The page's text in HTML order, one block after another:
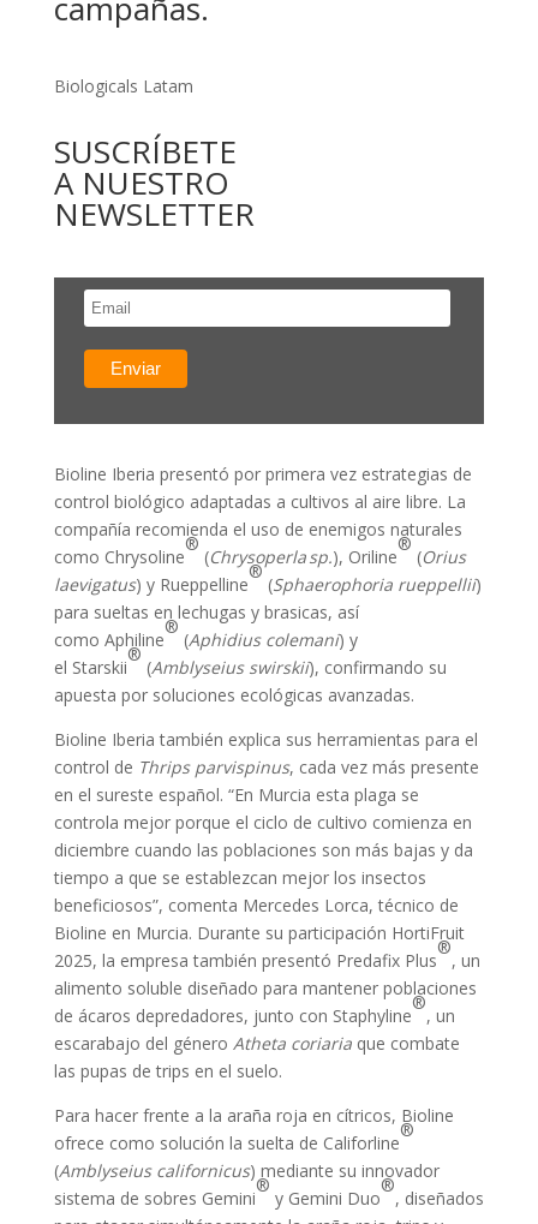
Biologicals Latam
SUSCRÍBETE
A NUESTRO
NEWSLETTER
Bioline Iberia presentó por primera vez estrategias de
control biológico adaptadas a cultivos al aire libre. La
compañía recomienda el uso de enemigos naturales
como Chrysoline
®
(Chrysoperlasp.), Oriline
®
(Orius
laevigatus) y Rueppelline
®
(Sphaerophoria rueppellii)
para sueltas en lechugas y brasicas, así
como Aphiline
®
(Aphidius colemani) y
el Starskii
®
(Amblyseius swirskii), confirmando su
apuesta por soluciones ecológicas avanzadas.
Bioline Iberia también explica sus herramientas para el
control de Thrips parvispinus, cada vez más presente
en el sureste español. “En Murcia esta plaga se
controla mejor porque el ciclo de cultivo comienza en
diciembre cuando las poblaciones son más bajas y da
tiempo a que se establezcan mejor los insectos
beneficiosos”, comenta Mercedes Lorca, técnico de
Bioline en Murcia. Durante su participación HortiFruit
2025, la empresa también presentó Predafix Plus
®
, un
alimento soluble diseñado para mantener poblaciones
de ácaros depredadores, junto con Staphyline
®
, un
escarabajo del género Atheta coriariaque combate
las pupas de trips en el suelo.
Para hacer frente a la araña roja en cítricos, Bioline
ofrece como solución la suelta de Califorline
®
(Amblyseius californicus) mediante su innovador
sistema de sobres Gemini
®
y Gemini Duo
®
, diseñados